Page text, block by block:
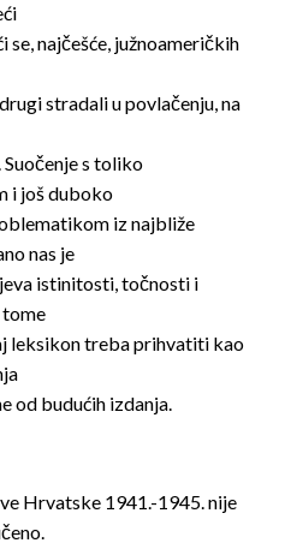
najčešće, južnoameričkih
stradali u povlačenju, na
s toliko
i još duboko
iz najbliže
nas je
istinitosti, točnosti i
leksikon treba prihvatiti kao
od budućih izdanja.
Hrvatske 1941.-1945. nije